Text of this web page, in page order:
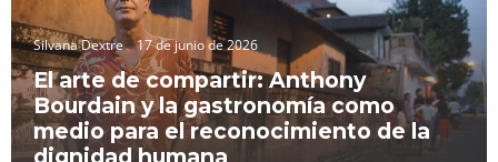
Silvana Dextre 17 de junio de 2026
El arte de compartir: Anthony
Bourdain y la gastronomía como
medio para el reconocimiento de la
dignidad humana